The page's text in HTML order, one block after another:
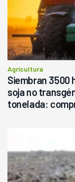
Agricultura
Siembran 3500
soja no
tonelada: